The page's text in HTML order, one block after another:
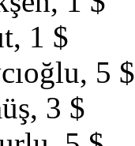
1 $
5 $
3 $